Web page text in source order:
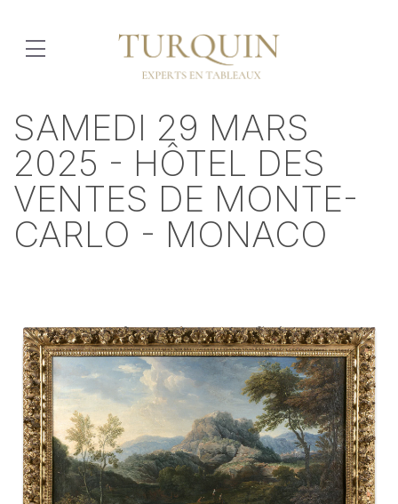
SAMEDI 29 MARS
2025 - HÔTEL DES
VENTES DE MONTE-
CARLO - MONACO